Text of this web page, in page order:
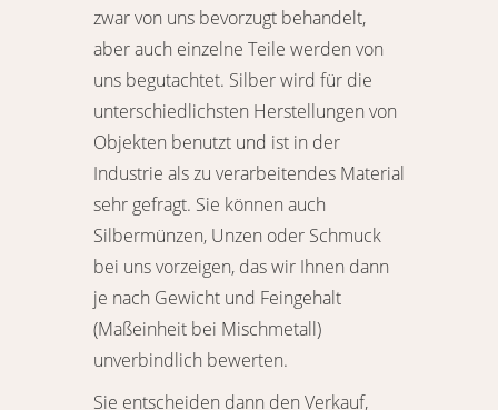
zwar von uns bevorzugt behandelt,
aber auch einzelne Teile werden von
uns begutachtet. Silber wird für die
unterschiedlichsten Herstellungen von
Objekten benutzt und ist in der
Industrie als zu verarbeitendes Material
sehr gefragt. Sie können auch
Silbermünzen, Unzen oder Schmuck
bei uns vorzeigen, das wir Ihnen dann
je nach Gewicht und Feingehalt
(Maßeinheit bei Mischmetall)
unverbindlich bewerten.
Sie entscheiden dann den Verkauf,